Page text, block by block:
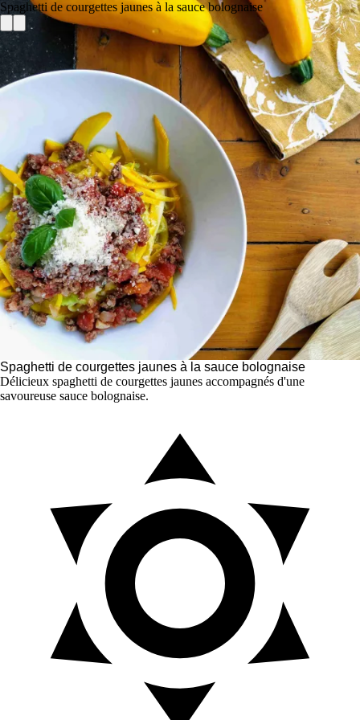
Spaghetti de courgettes jaunes à la sauce bolognaise
Spaghetti de courgettes jaunes à la sauce bolognaise
Délicieux spaghetti de courgettes jaunes accompagnés d'une
savoureuse sauce bolognaise.